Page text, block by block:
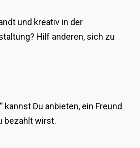
und kreativ in der
Hilf anderen, sich zu
kannst Du anbieten, ein Freund
bezahlt wirst.